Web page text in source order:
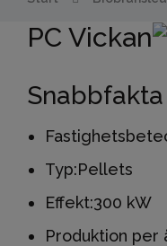
PC Vickan
Snabbfakta
Typ:Pellets
Effekt:300 kW
Produktion per